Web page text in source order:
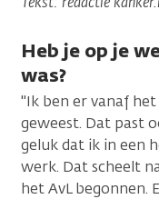
Heb je op je
was?
"Ik ben er vanaf
geweest. Dat past
geluk dat ik in een
werk. Dat scheelt
het AvL begonnen.